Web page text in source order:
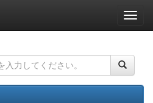
ナ
ビ
ー
ョ
ン